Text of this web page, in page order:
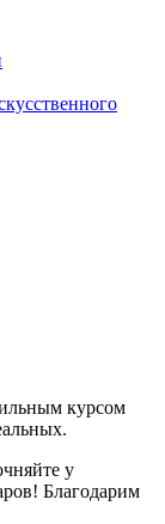
курсом
у
Благодарим